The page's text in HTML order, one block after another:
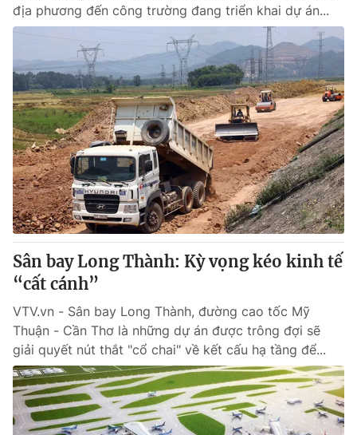
địa phương đến công trường đang triển khai dự án...
Sân bay Long Thành: Kỳ vọng kéo kinh tế
“cất cánh”
VTV.vn - Sân bay Long Thành, đường cao tốc Mỹ
Thuận - Cần Thơ là những dự án được trông đợi sẽ
giải quyết nút thắt "cổ chai" về kết cấu hạ tầng để...